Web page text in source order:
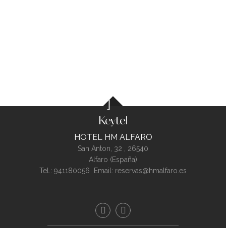
HOTEL HM ALFARO
San Anton, 32 , 26540
Alfaro (España)
Tel.: 941180056 Email: reservas@hmalfaro.es